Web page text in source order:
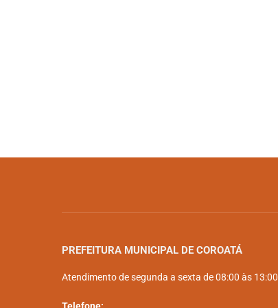
PREFEITURA MUNICIPAL DE COROATÁ
Atendimento de segunda a sexta de 08:00 às 13:00